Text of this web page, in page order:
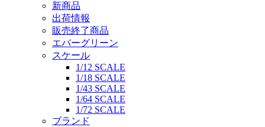
新商品
出荷情報
販売終了商品
エバーグリーン
スケール
1/12 SCALE
1/18 SCALE
1/43 SCALE
1/64 SCALE
1/72 SCALE
ブランド